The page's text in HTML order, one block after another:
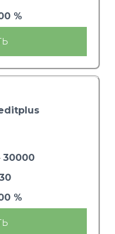
%
30000
%